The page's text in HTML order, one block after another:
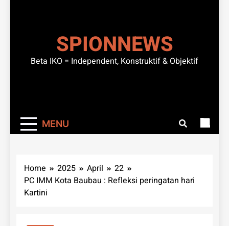
SPIONNEWS
Beta IKO = Independent, Konstruktif & Objektif
MENU
Home 2025 April
22
PC IMM Kota Baubau : Refleksi peringatan hari
Kartini